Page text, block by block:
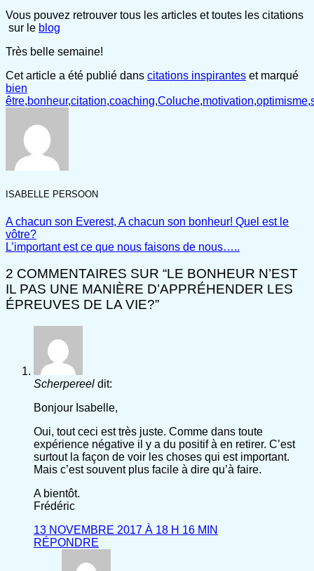
Vous pouvez retrouver tous les articles et toutes les citations
sur le blog
Très belle semaine!
Cet article a été publié dans citations inspirantes et marqué
bien
être,bonheur,citation,coaching,Coluche,motivation,optimisme,
ISABELLE PERSOON
A chacun son Everest, A chacun son bonheur! Quel est le
vôtre?
L’important est ce que nous faisons de nous…..
2 COMMENTAIRES SUR “LE BONHEUR N’EST
IL PAS UNE MANIÈRE D’APPRÉHENDER LES
ÉPREUVES DE LA VIE?”
Scherpereel dit:
Bonjour Isabelle,
Oui, tout ceci est très juste. Comme dans toute
expérience négative il y a du positif à en retirer. C’est
surtout la façon de voir les choses qui est important.
Mais c’est souvent plus facile à dire qu’à faire.
A bientôt.
Frédéric
13 NOVEMBRE 2017 À 18 H 16 MIN
RÉPONDRE